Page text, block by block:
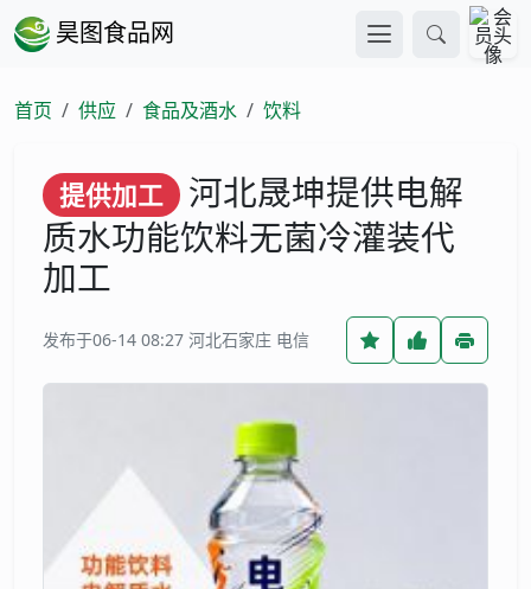
昊图食品网
首页 供应 食品及酒水 饮料
提供加工
河北晟坤提供电解
质水功能饮料无菌冷灌装代
加工
发布于06-14 08:27 河北石家庄 电信